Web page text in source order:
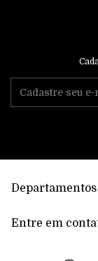
Departamentos
Entre em